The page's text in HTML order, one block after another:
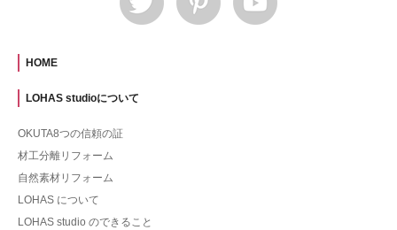
HOME
LOHAS studioについて
OKUTA8つの信頼の証
材工分離リフォーム
自然素材リフォーム
LOHAS について
LOHAS studio のできること